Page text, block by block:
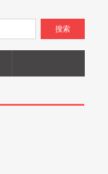
搜索